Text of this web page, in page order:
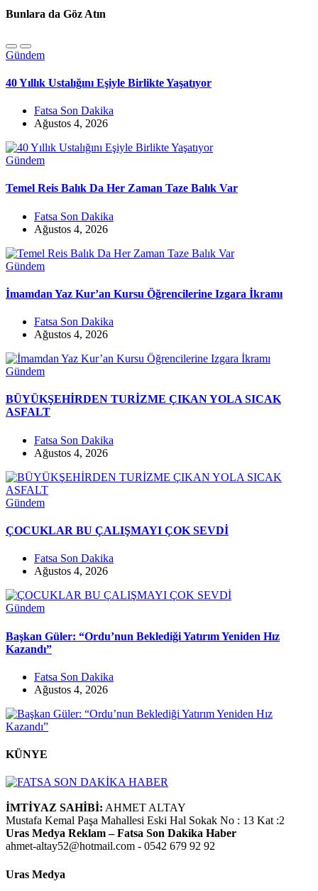
Bunlara da Göz Atın
Gündem
40 Yıllık Ustalığını Eşiyle Birlikte Yaşatıyor
Fatsa Son Dakika
Ağustos 4, 2026
Gündem
Temel Reis Balık Da Her Zaman Taze Balık Var
Fatsa Son Dakika
Ağustos 4, 2026
Gündem
İmamdan Yaz Kur’an Kursu Öğrencilerine Izgara İkramı
Fatsa Son Dakika
Ağustos 4, 2026
Gündem
BÜYÜKŞEHİRDEN TURİZME ÇIKAN YOLA SICAK
ASFALT
Fatsa Son Dakika
Ağustos 4, 2026
Gündem
ÇOCUKLAR BU ÇALIŞMAYI ÇOK SEVDİ
Fatsa Son Dakika
Ağustos 4, 2026
Gündem
Başkan Güler: “Ordu’nun Beklediği Yatırım Yeniden Hız
Kazandı”
Fatsa Son Dakika
Ağustos 4, 2026
KÜNYE
İMTİYAZ SAHİBİ: AHMET ALTAY
Mustafa Kemal Paşa Mahallesi Eski Hal Sokak No : 13 Kat :2
Uras Medya Reklam – Fatsa Son Dakika Haber
ahmet-altay52@hotmail.com - 0542 679 92 92
Uras Medya